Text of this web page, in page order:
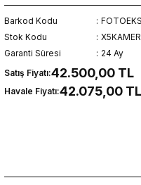
Barkod Kodu
Stok Kodu
Garanti Süresi
24 Ay
Satış Fiyatı:42.500,00 TL
Havale Fiyatı:42.075,00 TL